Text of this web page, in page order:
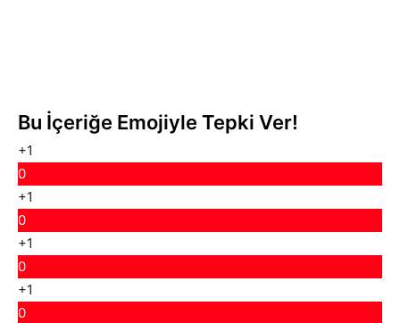
Bu İçeriğe Emojiyle Tepki Ver!
+1
0
+1
0
+1
0
+1
0